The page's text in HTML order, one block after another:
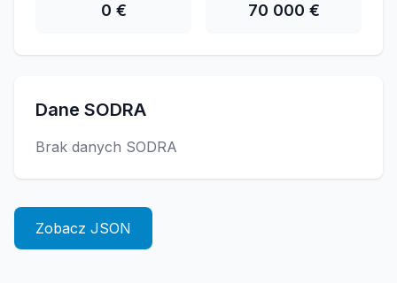
0 € 70 000 €
Dane SODRA
Brak danych SODRA
Zobacz JSON